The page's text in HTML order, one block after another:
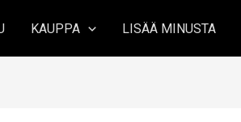
KAUPPA LISÄÄ MINUSTA